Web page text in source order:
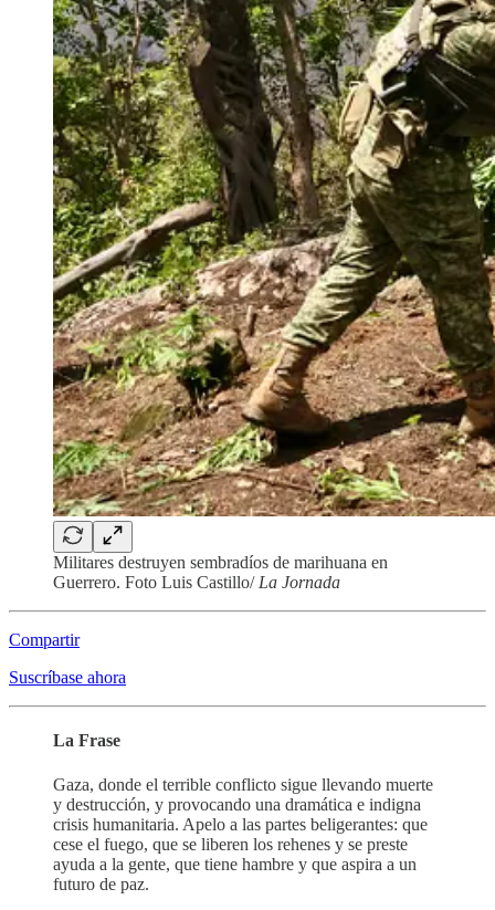
Militares destruyen sembradíos de marihuana en
Guerrero. Foto Luis Castillo/ La Jornada
Compartir
Suscríbase ahora
La Frase
Gaza, donde el terrible conflicto sigue llevando muerte
y destrucción, y provocando una dramática e indigna
crisis humanitaria. Apelo a las partes beligerantes: que
cese el fuego, que se liberen los rehenes y se preste
ayuda a la gente, que tiene hambre y que aspira a un
futuro de paz.